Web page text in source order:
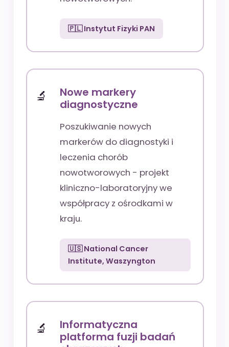
🇵🇱 Instytut Fizyki PAN
Nowe markery
diagnostyczne
Poszukiwanie nowych
markerów do diagnostyki i
leczenia chorób
nowotworowych - projekt
kliniczno-laboratoryjny we
współpracy z ośrodkami w
kraju.
🇺🇸 National Cancer
Institute, Waszyngton
Informatyczna
platforma fuzji badań